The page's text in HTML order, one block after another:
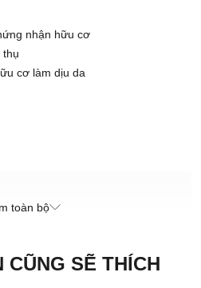
nhận hữu cơ
thụ
cơ làm dịu da
toàn bộ
CŨNG SẼ THÍCH